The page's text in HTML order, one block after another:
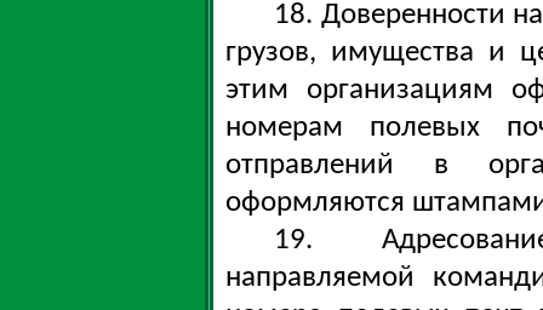
18. Доверенности
грузов, имущества и
этим организациям
номерам полевых
отправлений в
оформляются
19.
направляемой